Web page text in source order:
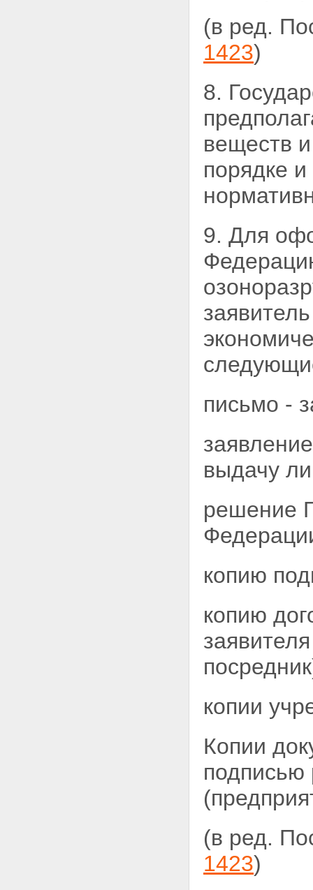
(в ред.
1423)
8.
веществ
порядке
9. Для
письмо -
выдачу
решение
копию
копию
копии
Копии
подписью
(в ред.
1423)